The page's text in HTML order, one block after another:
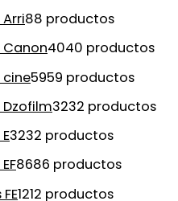
88 productos
4040 productos
5959 productos
3232 productos
3232 productos
8686 productos
1212 productos